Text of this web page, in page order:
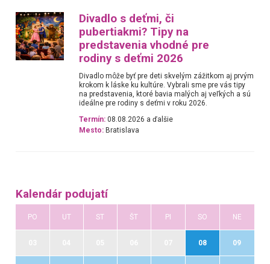
Divadlo s deťmi, či
pubertiakmi? Tipy na
predstavenia vhodné pre
rodiny s deťmi 2026
Divadlo môže byť pre deti skvelým zážitkom aj prvým
krokom k láske ku kultúre. Vybrali sme pre vás tipy
na predstavenia, ktoré bavia malých aj veľkých a sú
ideálne pre rodiny s deťmi v roku 2026.
Termín: 08.08.2026 a ďalšie
Mesto: Bratislava
Kalendár podujatí
PO UT ST ŠT PI SO NE
08 09